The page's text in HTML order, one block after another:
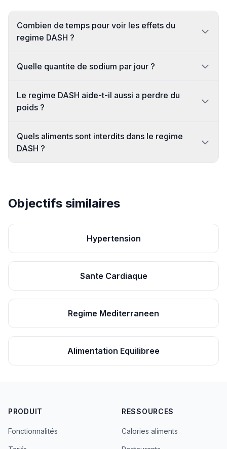
Combien de temps pour voir les effets du
regime DASH ?
Quelle quantite de sodium par jour ?
Le regime DASH aide-t-il aussi a perdre du
poids ?
Quels aliments sont interdits dans le regime
DASH ?
Objectifs similaires
Hypertension
Sante Cardiaque
Regime Mediterraneen
Alimentation Equilibree
PRODUIT
Fonctionnalités
RESSOURCES
Calories aliments